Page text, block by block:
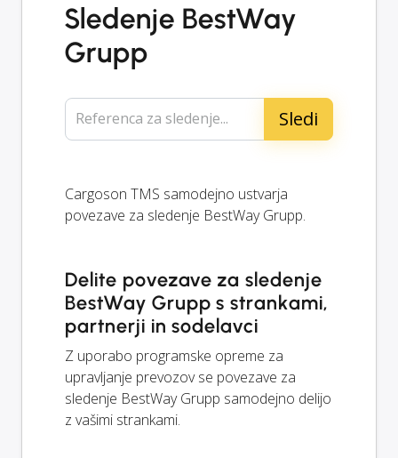
Sledenje BestWay
Grupp
Referenca za sledenje...
Cargoson TMS samodejno ustvarja
povezave za sledenje BestWay Grupp.
Delite povezave za sledenje
BestWay Grupp s strankami,
partnerji in sodelavci
Z uporabo programske opreme za
upravljanje prevozov se povezave za
sledenje BestWay Grupp samodejno delijo
z vašimi strankami.